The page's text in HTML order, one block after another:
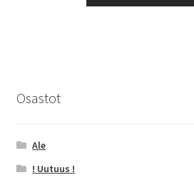
Osastot
Ale
! Uutuus !